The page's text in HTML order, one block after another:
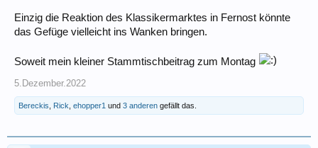
Einzig die Reaktion des Klassikermarktes in Fernost könnte
das Gefüge vielleicht ins Wanken bringen.
Soweit mein kleiner Stammtischbeitrag zum Montag
5.Dezember.2022
Bereckis Rick ehopper1 und 3 anderen gefällt das.